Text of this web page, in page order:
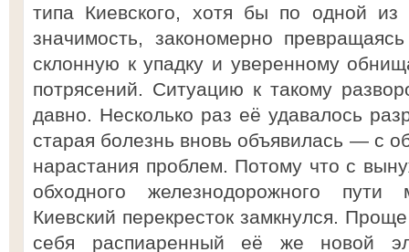
типа Киевского, хотя бы по одной из
значимость, закономерно
склонную к упадку и уверенному
потрясений. Ситуацию к такому
давно. Несколько раз её удавалось
старая болезнь вновь объявилась — с
нарастания проблем. Потому что с
обходного железнодорожного пути
Киевский перекресток замкнулся.
себя распиаренный её же новой